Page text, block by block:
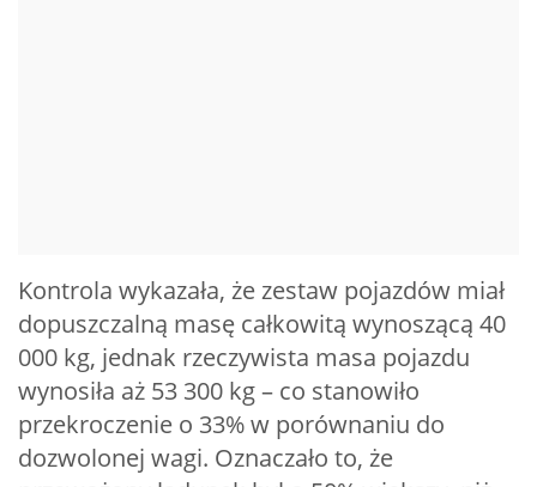
Kontrola wykazała, że zestaw pojazdów miał
dopuszczalną masę całkowitą wynoszącą 40
000 kg, jednak rzeczywista masa pojazdu
wynosiła aż 53 300 kg – co stanowiło
przekroczenie o 33% w porównaniu do
dozwolonej wagi. Oznaczało to, że